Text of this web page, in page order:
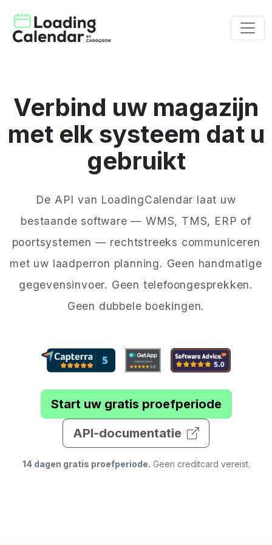
Verbind uw magazijn
met elk systeem dat u
gebruikt
De API van LoadingCalendar laat uw
bestaande software — WMS, TMS, ERP of
poortsystemen — rechtstreeks communiceren
met uw laadperron planning. Geen handmatige
gegevensinvoer. Geen telefoongesprekken.
Geen dubbele boekingen.
Start uw gratis proefperiode
API-documentatie
14 dagen gratis proefperiode. Geen creditcard vereist.